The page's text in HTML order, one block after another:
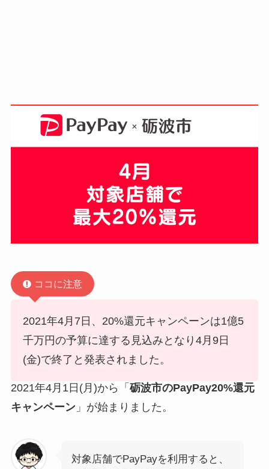
ココに注意
2021年4月7日、20%還元キャンペーンは1億5
千万円の予算に達する見込みとなり4月9日
(金)で終了と発表されました。
2021年4月1日(月)から「砺波市のPayPay20%還元
キャンペーン」が始まりました。
対象店舗でPayPayを利用すると、